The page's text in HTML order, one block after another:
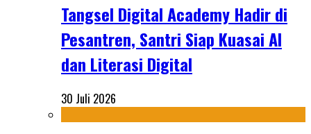
Tangsel Digital Academy Hadir di
Pesantren, Santri Siap Kuasai AI
dan Literasi Digital
30 Juli 2026